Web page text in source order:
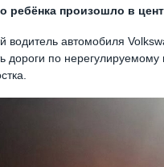
ребёнка произошло в
водитель автомобиля
дороги по